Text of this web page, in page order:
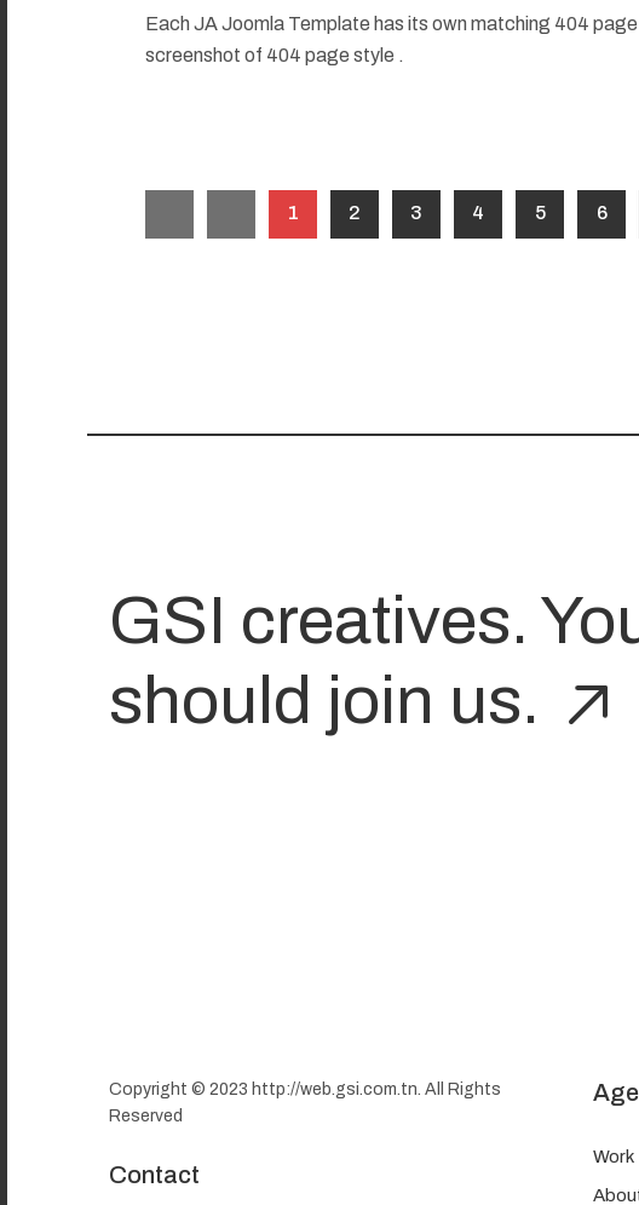
Each JA Joomla Template has its own matching 404
screenshot of 404 page style .
1 2 3 4 5 6
GSI creatives.
should join us.
Copyright © 2023 http://web.gsi.com.tn. All Rights
Reserved
Contact
Work